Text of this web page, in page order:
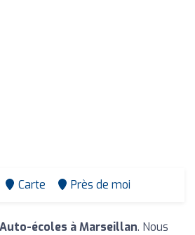
Carte Près de moi
Auto-écoles à Marseillan. Nous